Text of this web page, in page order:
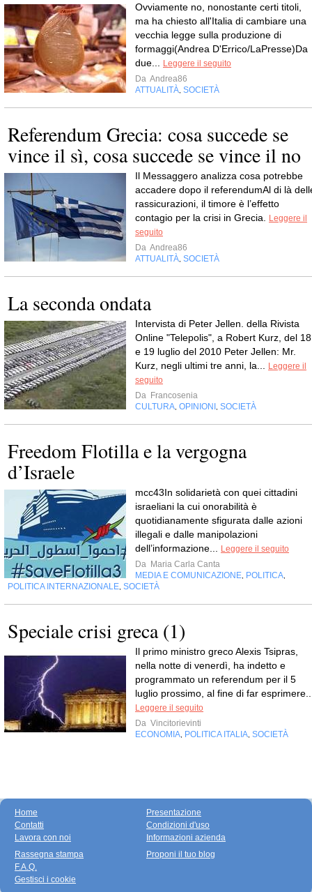
Ovviamente no, nonostante certi titoli,
ma ha chiesto all'Italia di cambiare una
vecchia legge sulla produzione di
formaggi(Andrea D'Errico/LaPresse)Da
due...
Leggere il seguito
Da Andrea86
ATTUALITÀ SOCIETÀ
Referendum Grecia: cosa succede se
vince il sì, cosa succede se vince il no
Il Messaggero analizza cosa potrebbe
accadere dopo il referendumAl di là
rassicurazioni, il timore è l’effetto
contagio per la crisi in Grecia.
Leggere il
seguito
Da Andrea86
ATTUALITÀ SOCIETÀ
La seconda ondata
Intervista di Peter Jellen. della Rivista
Online "Telepolis", a Robert Kurz, del 18
e 19 luglio del 2010 Peter Jellen: Mr.
Kurz, negli ultimi tre anni, la...
Leggere il
seguito
Da Francosenia
CULTURA OPINIONI SOCIETÀ
Freedom Flotilla e la vergogna
d’Israele
mcc43In solidarietà con quei cittadini
israeliani la cui onorabilità è
quotidianamente sfigurata dalle azioni
illegali e dalle manipolazioni
dell’informazione...
Leggere il seguito
Da Maria Carla Canta
MEDIA E COMUNICAZIONE POLITICA
POLITICA INTERNAZIONALE SOCIETÀ
Speciale crisi greca (1)
Il primo ministro greco Alexis Tsipras,
nella notte di venerdì, ha indetto e
programmato un referendum per il 5
luglio prossimo, al fine di far
Leggere il seguito
Da Vincitorievinti
ECONOMIA POLITICA ITALIA SOCIETÀ
Home
Contatti
Lavora con noi
Presentazione
Condizioni d'uso
Informazioni azienda
Rassegna stampa
F.A.Q.
Gestisci i cookie
Proponi il tuo blog